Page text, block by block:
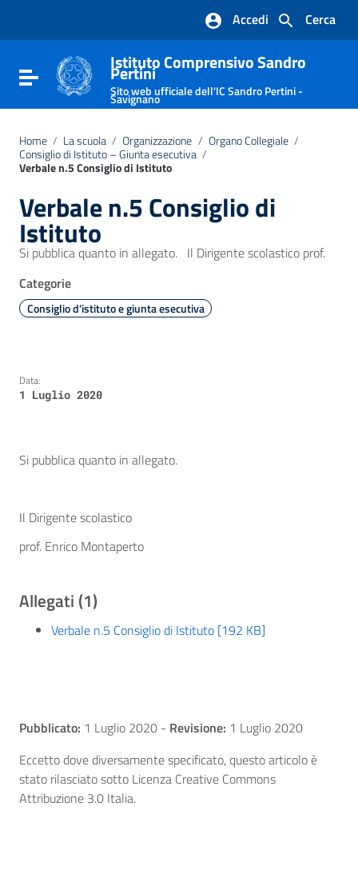
Vai al footer
Cerca
Accedi
Attiva / disattiva la navigazione
Istituto Comprensivo Sandro
Pertini
Sito web ufficiale dell'IC Sandro Pertini -
Savignano
Home / La scuola / Organizzazione / Organo Collegiale /
Consiglio di Istituto – Giunta esecutiva /
Verbale n.5 Consiglio di Istituto
Verbale n.5 Consiglio di
Istituto
Si pubblica quanto in allegato. Il Dirigente scolastico prof.
Categorie
Consiglio d'istituto e giunta esecutiva
Data:
1 Luglio 2020
Si pubblica quanto in allegato.
Il Dirigente scolastico
prof. Enrico Montaperto
Allegati (1)
Verbale n.5 Consiglio di Istituto [192 KB]
Pubblicato: 1 Luglio 2020 - Revisione: 1 Luglio 2020
Eccetto dove diversamente specificato, questo articolo è
stato rilasciato sotto Licenza Creative Commons
Attribuzione 3.0 Italia.